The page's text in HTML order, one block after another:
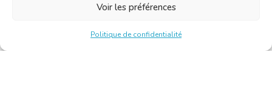
Voir les préférences
Politique de confidentialité